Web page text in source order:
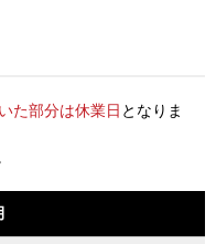
た部分は休業日 となりま